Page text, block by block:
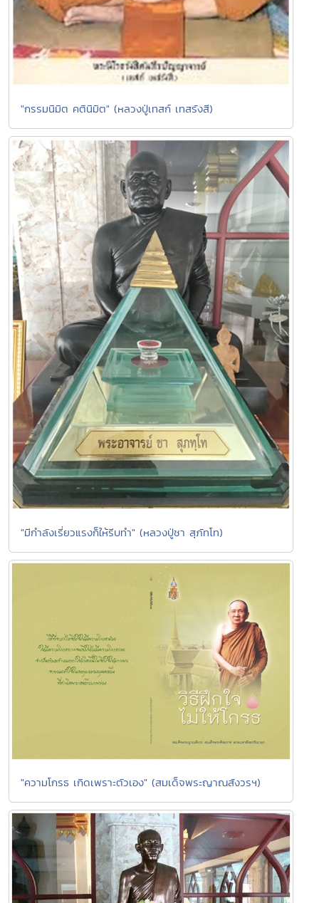
"กรรมนิมิต คตินิมิต" (หลวงปู่เทสก์ เทสรังสี)
"มีกำลังเรี่ยวแรงก็ให้รีบทำ" (หลวงปู่ชา สุภัทโท)
"ความโกรธ เกิดเพราะตัวเอง" (สมเด็จพระญาณสังวรฯ)